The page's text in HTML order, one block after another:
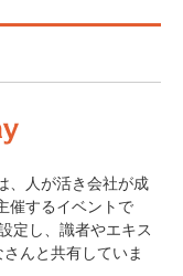
、人が活き会社が成
催するイベントで
定し、識者やエキス
んと共有していま